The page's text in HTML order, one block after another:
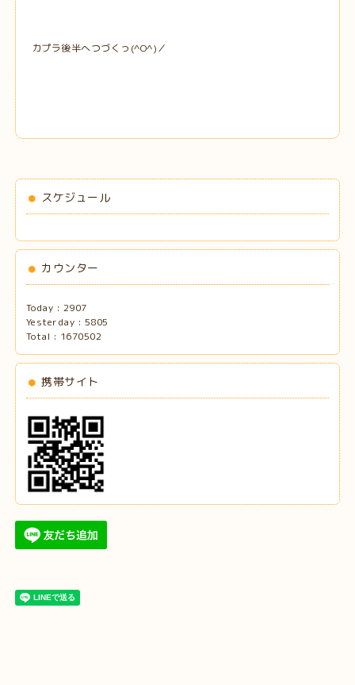
カプラ後半へつづくっ(^O^)／
スケジュール
カウンター
Today : 2907
Yesterday : 5805
Total : 1670502
携帯サイト